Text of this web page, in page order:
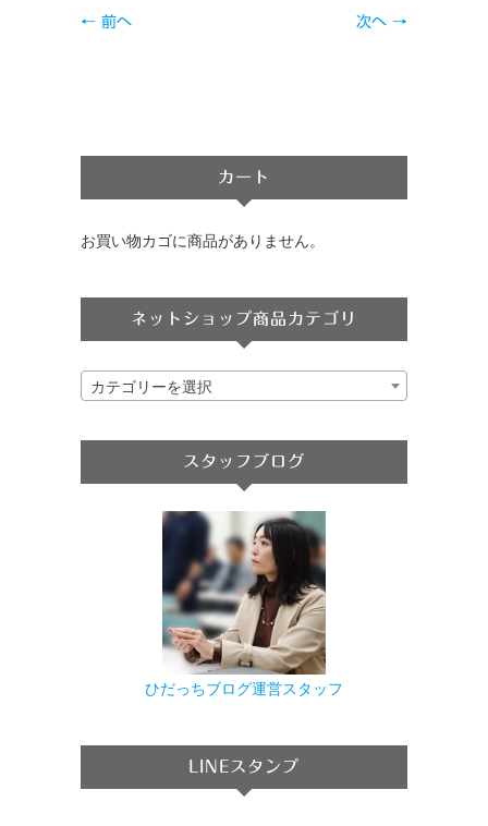
← 前へ 次へ →
カート
お買い物カゴに商品がありません。
ネットショップ商品カテゴリ
カテゴリーを選択
スタッフブログ
ひだっちブログ運営スタッフ
LINEスタンプ